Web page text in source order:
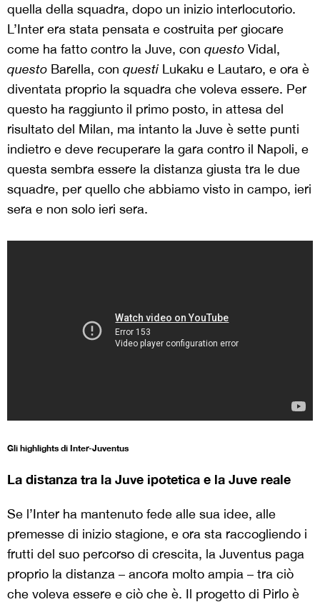
quella della squadra, dopo un inizio interlocutorio.
L’Inter era stata pensata e costruita per giocare
come ha fatto contro la Juve, con questo Vidal,
questo Barella, con questi Lukaku e Lautaro, e ora è
diventata proprio la squadra che voleva essere. Per
questo ha raggiunto il primo posto, in attesa del
risultato del Milan, ma intanto la Juve è sette punti
indietro e deve recuperare la gara contro il Napoli, e
questa sembra essere la distanza giusta tra le due
squadre, per quello che abbiamo visto in campo, ieri
sera e non solo ieri sera.
Gli highlights di Inter-Juventus
La distanza tra la Juve ipotetica e la Juve reale
Se l’Inter ha mantenuto fede alle sua idee, alle
premesse di inizio stagione, e ora sta raccogliendo i
frutti del suo percorso di crescita, la Juventus paga
proprio la distanza – ancora molto ampia – tra ciò
che voleva essere e ciò che è. Il progetto di Pirlo è